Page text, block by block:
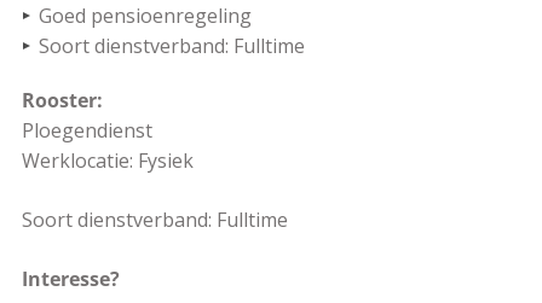
Goed pensioenregeling
Soort dienstverband: Fulltime
Rooster:
Ploegendienst
Werklocatie: Fysiek
Soort dienstverband: Fulltime
Interesse?